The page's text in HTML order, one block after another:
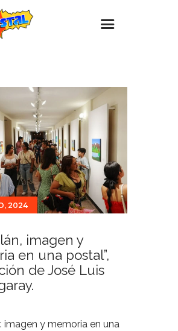
2024
imagen y
en una postal”,
de José Luis
imagen y memoria en una